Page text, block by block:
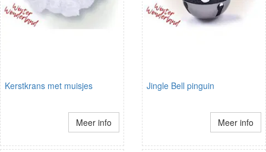
Kerstkrans met muisjes
Meer info
Jingle Bell pinguin
Meer info